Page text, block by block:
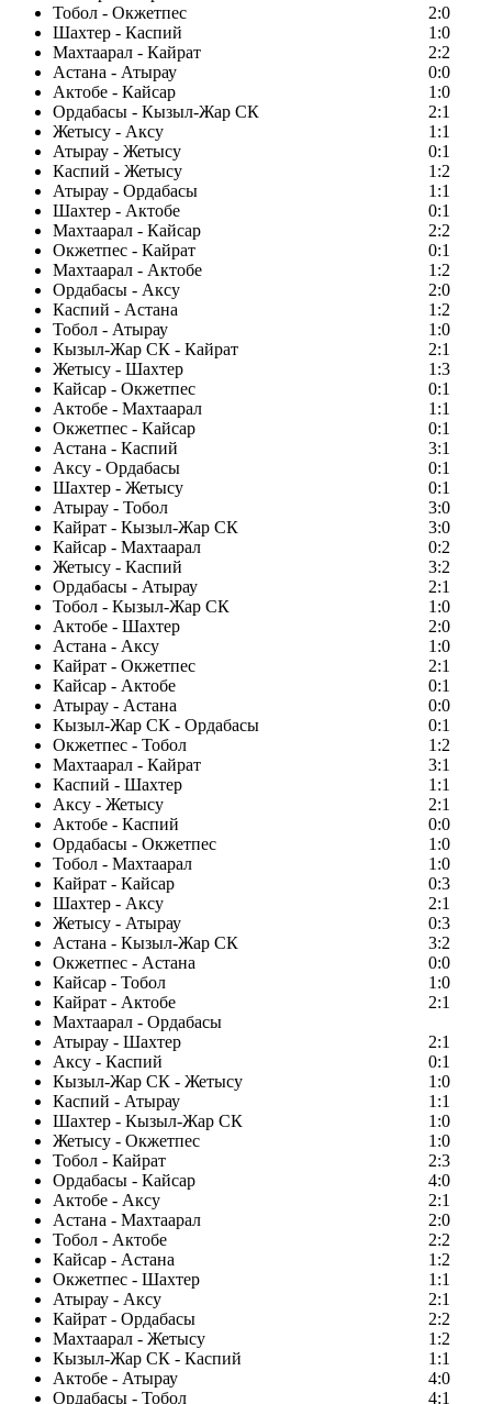
Тобол - Окжетпес
2:0
Шахтер - Каспий
1:0
Махтаарал - Кайрат
2:2
Астана - Атырау
0:0
Актобе - Кайсар
1:0
Ордабасы - Кызыл-Жар СК
2:1
Жетысу - Аксу
1:1
Атырау - Жетысу
0:1
Каспий - Жетысу
1:2
Атырау - Ордабасы
1:1
Шахтер - Актобе
0:1
Махтаарал - Кайсар
2:2
Окжетпес - Кайрат
0:1
Махтаарал - Актобе
1:2
Ордабасы - Аксу
2:0
Каспий - Астана
1:2
Тобол - Атырау
1:0
Кызыл-Жар СК - Кайрат
2:1
Жетысу - Шахтер
1:3
Кайсар - Окжетпес
0:1
Актобе - Махтаарал
1:1
Окжетпес - Кайсар
0:1
Астана - Каспий
3:1
Аксу - Ордабасы
0:1
Шахтер - Жетысу
0:1
Атырау - Тобол
3:0
Кайрат - Кызыл-Жар СК
3:0
Кайсар - Махтаарал
0:2
Жетысу - Каспий
3:2
Ордабасы - Атырау
2:1
Тобол - Кызыл-Жар СК
1:0
Актобе - Шахтер
2:0
Астана - Аксу
1:0
Кайрат - Окжетпес
2:1
Кайсар - Актобе
0:1
Атырау - Астана
0:0
Кызыл-Жар СК - Ордабасы
0:1
Окжетпес - Тобол
1:2
Махтаарал - Кайрат
3:1
Каспий - Шахтер
1:1
Аксу - Жетысу
2:1
Актобе - Каспий
0:0
Ордабасы - Окжетпес
1:0
Тобол - Махтаарал
1:0
Кайрат - Кайсар
0:3
Шахтер - Аксу
2:1
Жетысу - Атырау
0:3
Астана - Кызыл-Жар СК
3:2
Окжетпес - Астана
0:0
Кайсар - Тобол
1:0
Кайрат - Актобе
2:1
Махтаарал - Ордабасы
Атырау - Шахтер
2:1
Аксу - Каспий
0:1
Кызыл-Жар СК - Жетысу
1:0
Каспий - Атырау
1:1
Шахтер - Кызыл-Жар СК
1:0
Жетысу - Окжетпес
1:0
Тобол - Кайрат
2:3
Ордабасы - Кайсар
4:0
Актобе - Аксу
2:1
Астана - Махтаарал
2:0
Тобол - Актобе
2:2
Кайсар - Астана
1:2
Окжетпес - Шахтер
1:1
Атырау - Аксу
2:1
Кайрат - Ордабасы
2:2
Махтаарал - Жетысу
1:2
Кызыл-Жар СК - Каспий
1:1
Актобе - Атырау
4:0
Ордабасы - Тобол
4:1